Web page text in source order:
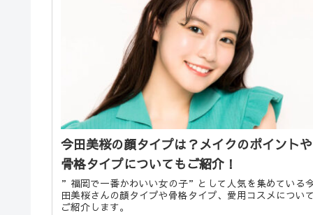
今田美桜の顔タイプは？メイクのポイントや
骨格タイプについてもご紹介！
”福岡で一番かわいい女の子”として人気を集めている
田美桜さんの顔タイプや骨格タイプ、愛用コスメについ
ご紹介します。